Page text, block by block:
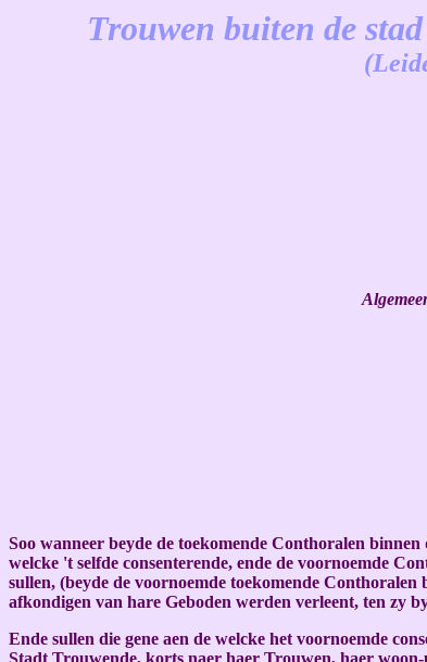
Trouwen buiten de
Soo wanneer beyde de toekomende Conthoralen
welcke 't selfde consenterende, ende de voornoemde
sullen, (beyde de voornoemde toekomende
afkondigen van hare Geboden werden verleent, ten zy
Ende sullen die gene aen de welcke het voornoemde
Stadt Trouwende, korts naer haer Trouwen, haer